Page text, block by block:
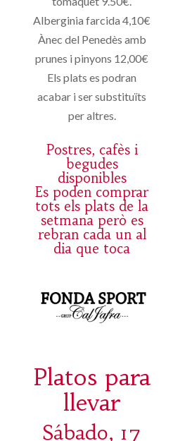
Alberginia farcida 4,10€
Ànec del Penedès amb
prunes i pinyons 12,00€
Els plats es podran
acabar i ser substituïts
per altres.
Postres, cafès i
begudes
disponibles
Es poden comprar
tots els plats de la
setmana però es
rebran cada un al
dia que toca
Platos para
llevar
Sábado, 17